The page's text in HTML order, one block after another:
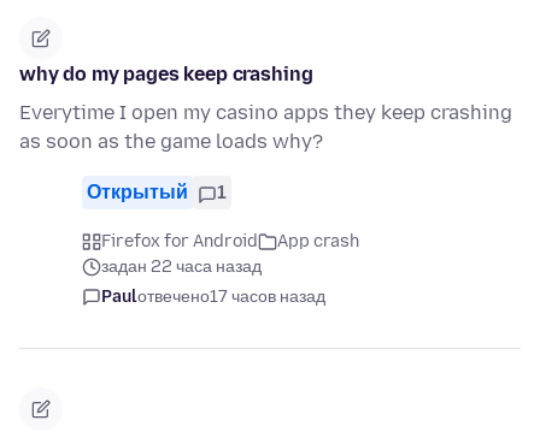
why do my pages keep crashing
Everytime I open my casino apps they keep crashing
as soon as the game loads why?
Открытый 1
Firefox for Android
App crash
задан 22 часа назад
Paulотвечено17 часов назад